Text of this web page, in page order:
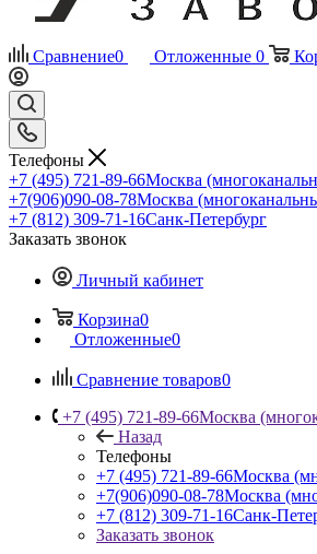
Сравнение0 Отложенные 0
Телефоны
+7 (495) 721-89-66Москва
+7(906)090-08-78Москва
+7 (812) 309-71-16Санк-Петербург
Заказать звонок
Личный кабинет
Корзина0
Отложенные0
Сравнение товаров0
+7 (495) 721-89-66Москва
Назад
Телефоны
+7 (495) 721-89-66Москва
+7(906)090-08-78Москва
+7 (812) 309-71-16Санк-
Заказать звонок